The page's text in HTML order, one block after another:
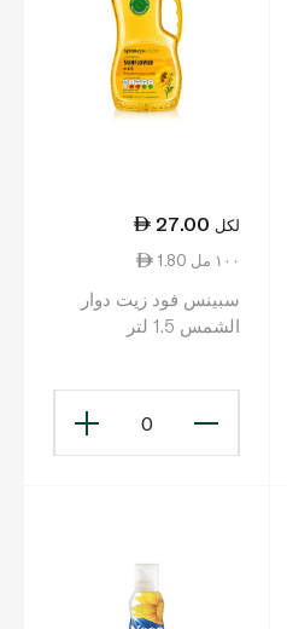
27.00 لكل
1.80 ١٠٠ مل
سبينس فود زيت دوار
الشمس 1.5 لتر
0